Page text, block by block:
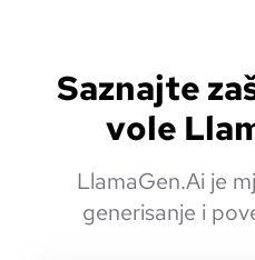
Saznajte
vole
LlamaGen.Ai je
generisanje i